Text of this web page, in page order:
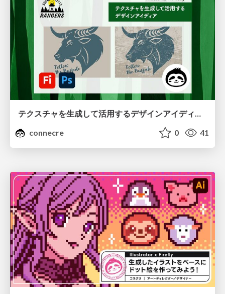
テクスチャを生成して活用するデザインアイディア、テクスチャ生成×描画モード！光と影を使ってブラッシュアップ
connecre
0 41